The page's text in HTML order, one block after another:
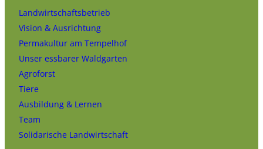
Landwirtschaftsbetrieb
Vision & Ausrichtung
Permakultur am Tempelhof
Unser essbarer Waldgarten
Agroforst
Tiere
Ausbildung & Lernen
Team
Solidarische Landwirtschaft